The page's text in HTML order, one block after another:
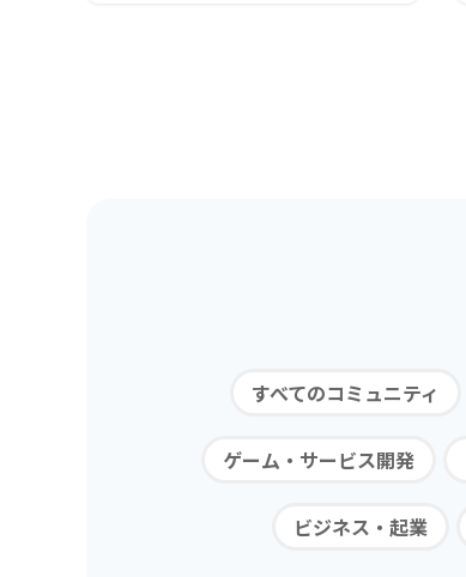
すべてのコミュニティ
ゲーム・サービス開発
ビジネス・起業